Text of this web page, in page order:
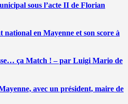
sous l’acte II de Florian
national en Mayenne et son score à
ça Match ! – par Luigi Mario de
avec un président, maire de